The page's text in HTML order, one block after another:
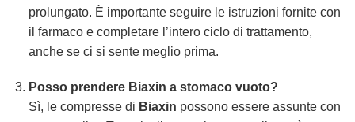
prolungato. È importante seguire le istruzioni fornite con
il farmaco e completare l’intero ciclo di trattamento,
anche se ci si sente meglio prima.
Posso prendere Biaxin a stomaco vuoto?
Sì, le compresse di Biaxin possono essere assunte con